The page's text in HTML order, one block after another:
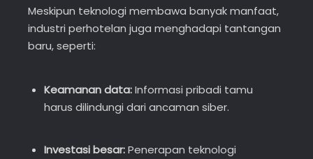
Meskipun teknologi membawa banyak manfaat,
industri perhotelan juga menghadapi tantangan
baru, seperti:
Keamanan data:Informasi pribadi tamu
harus dilindungi dari ancaman siber.
Investasi besar:Penerapan teknologi